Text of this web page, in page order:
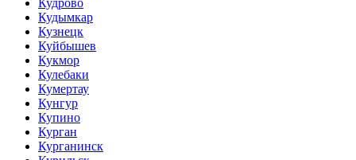
Кудрово
Кудымкар
Кузнецк
Куйбышев
Кукмор
Кулебаки
Кумертау
Кунгур
Купино
Курган
Курганинск